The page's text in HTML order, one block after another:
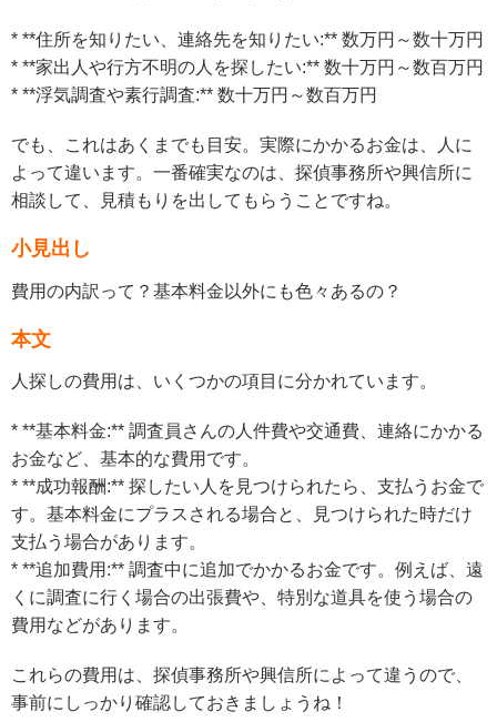
* **住所を知りたい、連絡先を知りたい:** 数万円～数十万円
* **家出人や行方不明の人を探したい:** 数十万円～数百万円
* **浮気調査や素行調査:** 数十万円～数百万円
でも、これはあくまでも目安。実際にかかるお金は、人に
よって違います。一番確実なのは、探偵事務所や興信所に
相談して、見積もりを出してもらうことですね。
小見出し
費用の内訳って？基本料金以外にも色々あるの？
本文
人探しの費用は、いくつかの項目に分かれています。
* **基本料金:** 調査員さんの人件費や交通費、連絡にかかる
お金など、基本的な費用です。
* **成功報酬:** 探したい人を見つけられたら、支払うお金で
す。基本料金にプラスされる場合と、見つけられた時だけ
支払う場合があります。
* **追加費用:** 調査中に追加でかかるお金です。例えば、遠
くに調査に行く場合の出張費や、特別な道具を使う場合の
費用などがあります。
これらの費用は、探偵事務所や興信所によって違うので、
事前にしっかり確認しておきましょうね！